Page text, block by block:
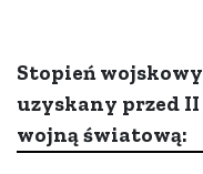
Stopień wojskowy
uzyskany przed II
wojną światową: